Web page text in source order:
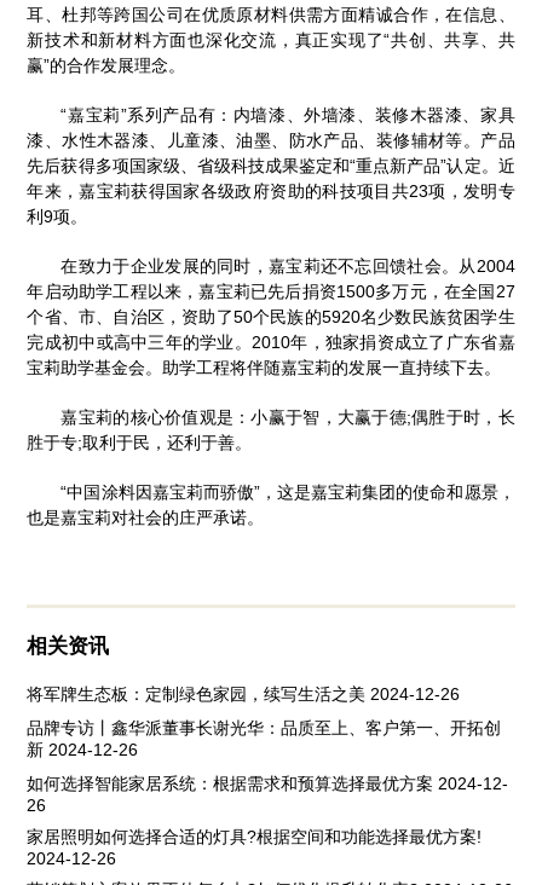
耳、杜邦等跨国公司在优质原材料供需方面精诚合作，在信息、
新技术和新材料方面也深化交流，真正实现了“共创、共享、共
赢”的合作发展理念。
“嘉宝莉”系列产品有：内墙漆、外墙漆、装修木器漆、家具
漆、水性木器漆、儿童漆、油墨、防水产品、装修辅材等。产品
先后获得多项国家级、省级科技成果鉴定和“重点新产品”认定。近
年来，嘉宝莉获得国家各级政府资助的科技项目共23项，发明专
利9项。
在致力于企业发展的同时，嘉宝莉还不忘回馈社会。从2004
年启动助学工程以来，嘉宝莉已先后捐资1500多万元，在全国27
个省、市、自治区，资助了50个民族的5920名少数民族贫困学生
完成初中或高中三年的学业。2010年，独家捐资成立了广东省嘉
宝莉助学基金会。助学工程将伴随嘉宝莉的发展一直持续下去。
嘉宝莉的核心价值观是：小赢于智，大赢于德;偶胜于时，长
胜于专;取利于民，还利于善。
“中国涂料因嘉宝莉而骄傲”，这是嘉宝莉集团的使命和愿景，
也是嘉宝莉对社会的庄严承诺。
相关资讯
将军牌生态板：定制绿色家园，续写生活之美 2024-12-26
品牌专访丨鑫华派董事长谢光华：品质至上、客户第一、开拓创
新 2024-12-26
如何选择智能家居系统：根据需求和预算选择最优方案 2024-12-
26
家居照明如何选择合适的灯具?根据空间和功能选择最优方案!
2024-12-26